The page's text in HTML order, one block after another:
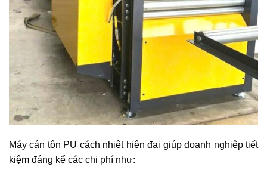
Máy cán tôn PU cách nhiệt hiện đại giúp doanh nghiệp tiết
kiệm đáng kể các chi phí như: